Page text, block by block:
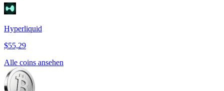
Hyperliquid
$55,29
Alle coins ansehen